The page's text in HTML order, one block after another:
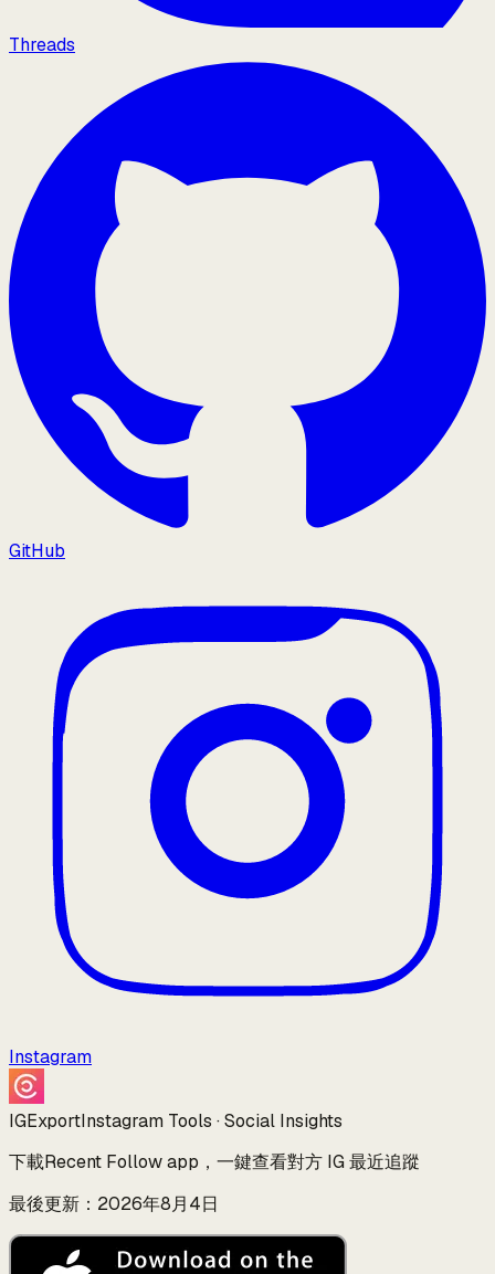
Threads
GitHub
Instagram
IGExportInstagram Tools · Social Insights
下載Recent Follow app，一鍵查看對方 IG 最近追蹤
最後更新：2026年8月4日